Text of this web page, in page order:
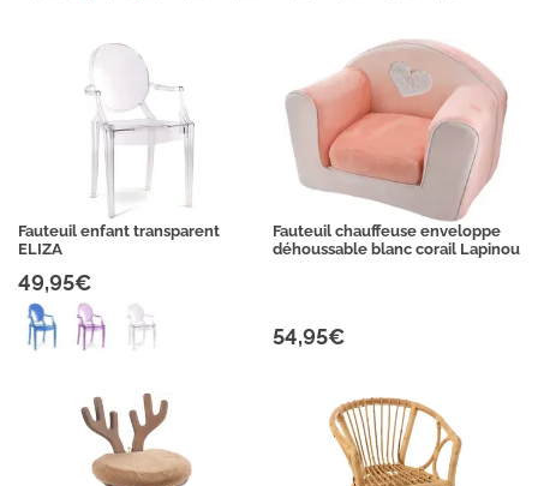
Fauteuil enfant transparent
ELIZA
49,95€
Fauteuil chauffeuse enveloppe
déhoussable blanc corail Lapinou
54,95€